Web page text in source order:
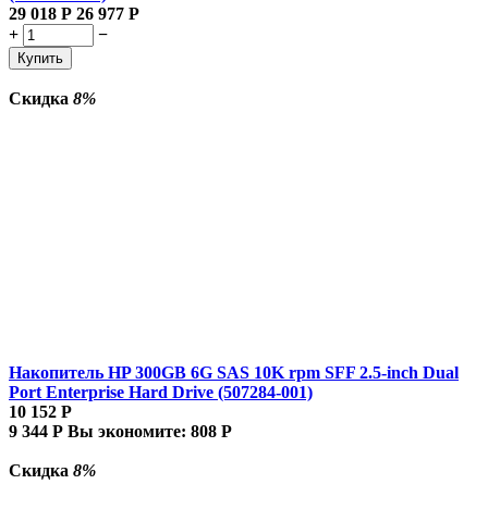
29 018 Р 26 977 Р
+
−
Купить
Скидка 8%
Накопитель HP 300GB 6G SAS 10K rpm SFF 2.5-inch Dual
Port Enterprise Hard Drive (507284-001)
10 152 Р
9 344 Р Вы экономите: 808 Р
Скидка 8%